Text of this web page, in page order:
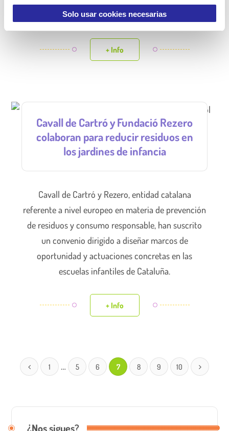
Solo usar cookies necesarias
diversidad.
+ Info
Cavall de Cartró y Fundació Rezero
colaboran para reducir residuos en
los jardines de infancia
Cavall de Cartró y Rezero, entidad catalana
referente a nivel europeo en materia de prevención
de residuos y consumo responsable, han suscrito
un convenio dirigido a diseñar marcos de
oportunidad y actuaciones concretas en las
escuelas infantiles de Cataluña.
+ Info
1 … 5 6 7 8 9 10
¿Nos sigues?